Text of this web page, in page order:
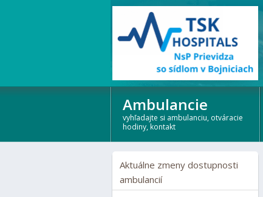
Ambulancie
vyhľadajte si ambulanciu, otváracie
hodiny, kontakt
Aktuálne zmeny dostupnosti
ambulancií